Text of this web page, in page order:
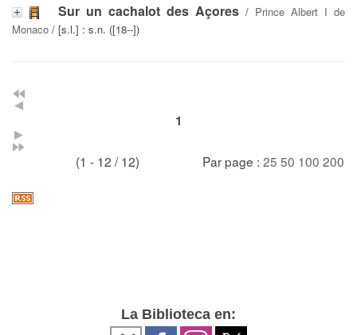
Sur un cachalot des Açores / Prince Albert I de
Monaco / [s.l.] : s.n. ([18--])
1
(1 - 12 / 12) Par page : 25 50 100 200
La Biblioteca en: